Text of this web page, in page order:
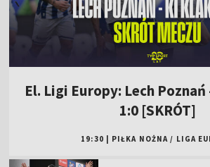
El. Ligi Europy: Lech
1:0 [SKRÓT]
19:30 PIŁKA NOŻNA / LIGA